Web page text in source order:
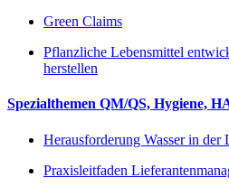
Green Claims
Pflanzliche Lebensmittel
herstellen
Spezialthemen QM/QS, Hygiene,
Herausforderung Wasser in der
Praxisleitfaden